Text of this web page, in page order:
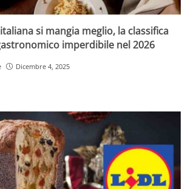
si mangia meglio, la classifica
imperdibile nel 2026
Dicembre 4, 2025